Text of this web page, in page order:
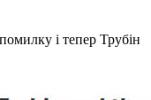
і тепер Трубін